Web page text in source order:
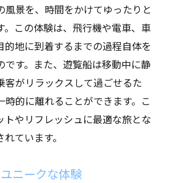
風景を、時間をかけてゆったりと
。この体験は、飛行機や電車、車
的地に到着するまでの過程自体を
です。また、遊覧船は移動中に静
客がリラックスして過ごせるた
時的に離れることができます。こ
トやリフレッシュに最適な旅とな
ています。
ニークな体験